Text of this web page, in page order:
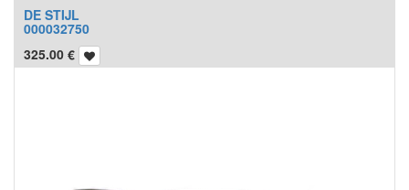
DE STIJL
000032750
325.00 €